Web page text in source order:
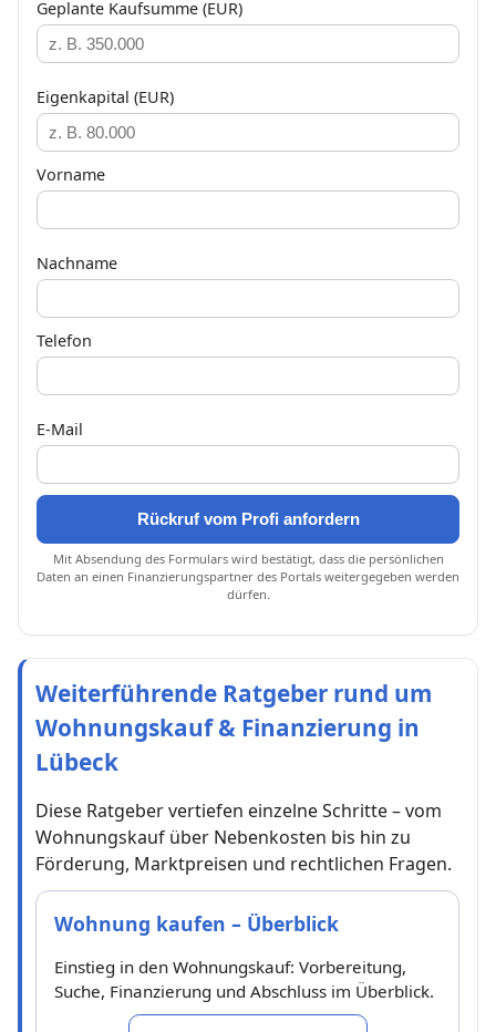
Geplante Kaufsumme (EUR)
Eigenkapital (EUR)
Vorname
Nachname
Telefon
E-Mail
Rückruf vom Profi anfordern
Mit Absendung des Formulars wird bestätigt, dass die persönlichen
Daten an einen Finanzierungspartner des Portals weitergegeben werden
dürfen.
Weiterführende Ratgeber rund um
Wohnungskauf & Finanzierung in
Lübeck
Diese Ratgeber vertiefen einzelne Schritte – vom
Wohnungskauf über Nebenkosten bis hin zu
Förderung, Marktpreisen und rechtlichen Fragen.
Wohnung kaufen – Überblick
Einstieg in den Wohnungskauf: Vorbereitung,
Suche, Finanzierung und Abschluss im Überblick.